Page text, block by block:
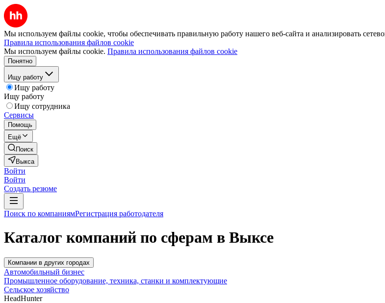
Мы используем файлы cookie, чтобы обеспечивать правильную работу нашего веб-сайта и анализировать
Правила использования файлов cookie
Мы используем файлы cookie. Правила использования файлов cookie
Понятно
Ищу работу
Ищу работу
Ищу работу
Ищу сотрудника
Сервисы
Помощь
Ещё
Поиск
Выкса
Войти
Войти
Создать резюме
Поиск по компаниямРегистрация работодателя
Каталог компаний по сферам в Выксе
Компании в других городах
Автомобильный бизнес
Промышленное оборудование, техника, станки и комплектующие
Сельское хозяйство
HeadHunter